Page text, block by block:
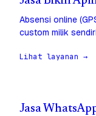
Absensi online
custom milik
Lihat layanan →
Jasa